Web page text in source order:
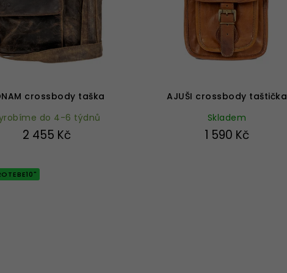
crossbody taška
produktu
5,0
z
5
do 4-6 týdnů
2 455 Kč
AJUŠI crossbody taštička
produktu
5,0
z
5
Skladem
1 590 Kč